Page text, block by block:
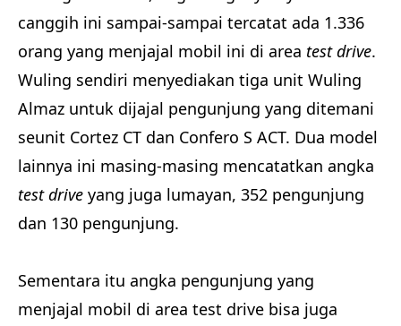
canggih ini sampai-sampai tercatat ada 1.336
orang yang menjajal mobil ini di area test drive.
Wuling sendiri menyediakan tiga unit Wuling
Almaz untuk dijajal pengunjung yang ditemani
seunit Cortez CT dan Confero S ACT. Dua model
lainnya ini masing-masing mencatatkan angka
test drive yang juga lumayan, 352 pengunjung
dan 130 pengunjung.
Sementara itu angka pengunjung yang
menjajal mobil di area test drive bisa juga